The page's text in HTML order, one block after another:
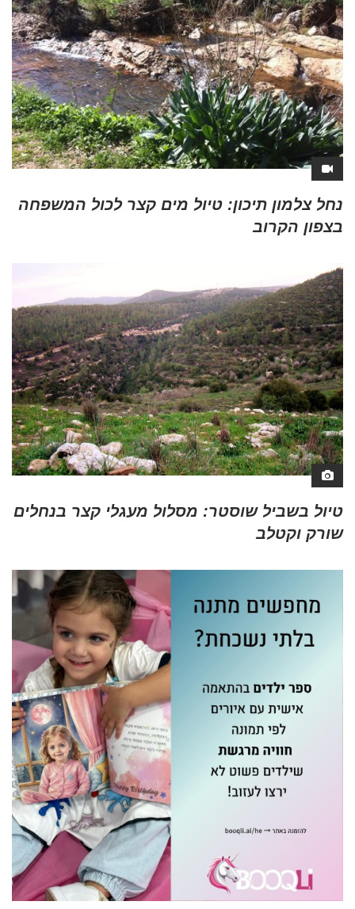
נחל צלמון תיכון: טיול מים קצר לכול המשפחה
בצפון הקרוב
טיול בשביל שוסטר: מסלול מעגלי קצר בנחלים
שורק וקטלב